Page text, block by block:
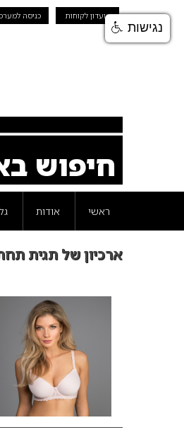
מועדון לקוחות כניסה
חיפוש
ראשי אודות
ארכיון של תגית
נגישות